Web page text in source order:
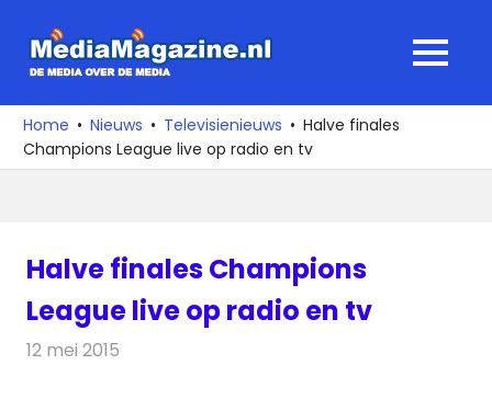
naar
media
over
de
MENU
Home Nieuws Televisienieuws
Halve finales
Champions League live op radio en tv
Halve finales Champions
League live op radio en tv
12 mei 2015